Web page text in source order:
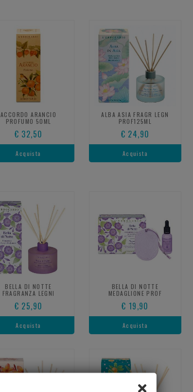
ACCORDO ARANCIO
PROFUMO 50ML
€ 32,50
Acquista
ALBA ASIA FRAGR LEGN
PROF125ML
€ 24,90
Acquista
BELLA DI NOTTE
FRAGRANZA LEGNI
€ 25,90
Acquista
BELLA DI NOTTE
MEDAGLIONE PROF
€ 19,90
Acquista